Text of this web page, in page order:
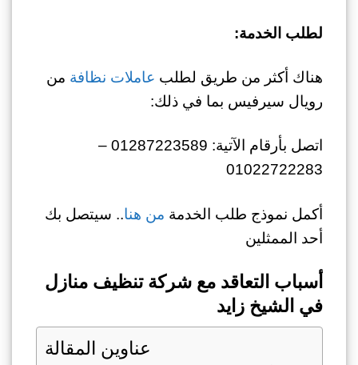
لطلب الخدمة:
هناك أكثر من طريق لطلب عاملات نظافة من
رويال سيرفيس بما في ذلك:
اتصل بأرقام الآتية: 01287223589 –
01022722283
أكمل نموذج طلب الخدمة من هنا.. سيتصل بك
أحد الممثلين
أسباب التعاقد مع شركة تنظيف منازل
في الشيخ زايد
عناوين المقالة